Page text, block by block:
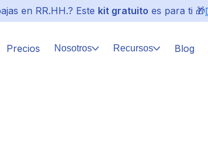
en RR.HH.? Este kit gratuito es para ti 🎁
Precios Nosotros Recursos Blog